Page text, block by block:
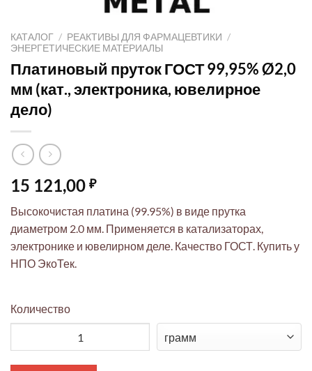
КАТАЛОГ / РЕАКТИВЫ ДЛЯ ФАРМАЦЕВТИКИ /
ЭНЕРГЕТИЧЕСКИЕ МАТЕРИАЛЫ
Платиновый пруток ГОСТ 99,95% Ø2,0
мм (кат., электроника, ювелирное
дело)
15 121,00 ₽
Высокочистая платина (99.95%) в виде прутка
диаметром 2.0 мм. Применяется в катализаторах,
электронике и ювелирном деле. Качество ГОСТ. Купить у
НПО ЭкоТек.
Количество